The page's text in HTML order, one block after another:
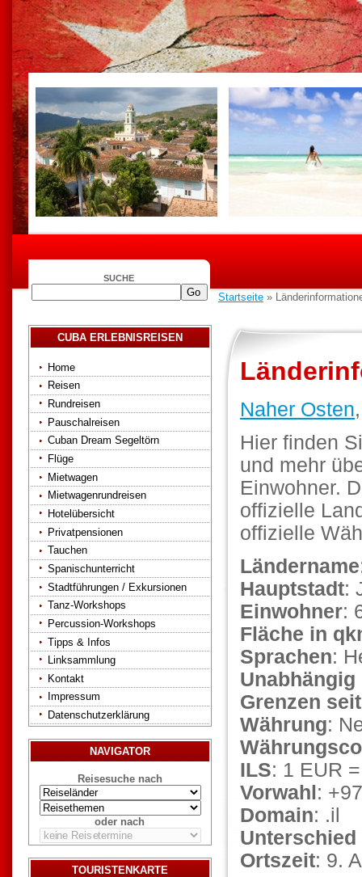
SUCHE
Startseite »
CUBA ERLEBNISREISEN
Home
Reisen
Rundreisen
Pauschalreisen
Cuban Dream Segeltörn
Flüge
Mietwagen
Mietwagenrundreisen
Hotelübersicht
Privatpensionen
Tauchen
Spanischunterricht
Stadtführungen / Exkursionen
Tanz-Workshops
Percussion-Workshops
Tipps & Infos
Linksammlung
Kontakt
Impressum
Datenschutzerklärung
NAVIGATOR
Reisesuche nach
oder nach
TOURISTENKARTE
Naher Osten
Hier finden
und mehr
Einwohner.
offizielle
offizielle
Ländername
Hauptstadt:
Einwohner:
Fläche in
Sprachen:
Unabhängig
Grenzen seit
Währung:
ILS: 1 EUR
Vorwahl :
Domain: .il
Unterschied
Ortszeit: 9.